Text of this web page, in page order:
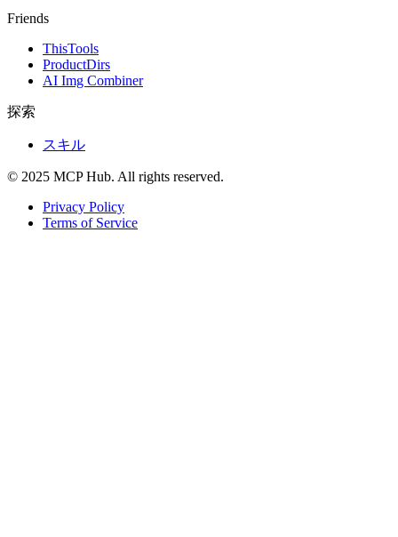
Friends
ThisTools
ProductDirs
AI Img Combiner
探索
スキル
© 2025 MCP Hub. All rights reserved.
Privacy Policy
Terms of Service